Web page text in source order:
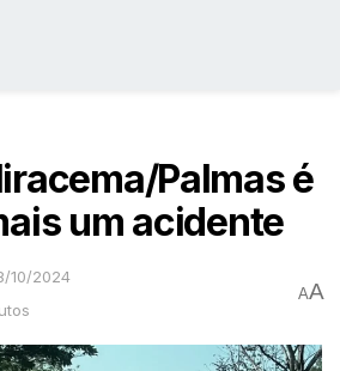
Palmas é
um acidente
10/2024
AA